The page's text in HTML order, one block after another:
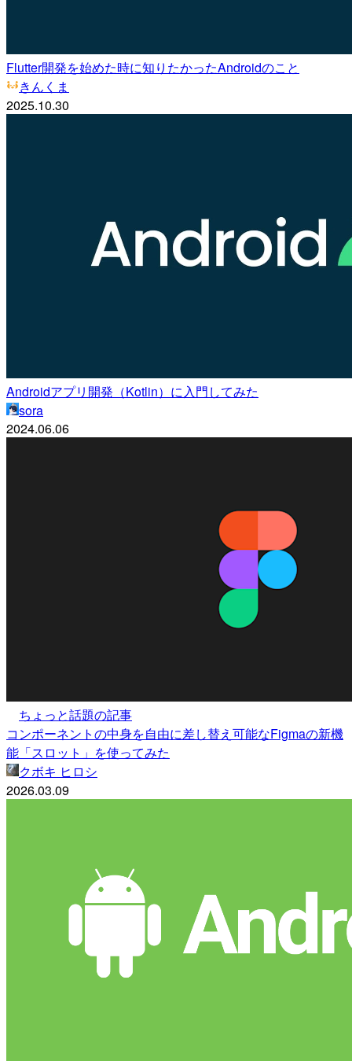
Flutter開発を始めた時に知りたかったAndroidのこと
きんくま
2025.10.30
Androidアプリ開発（Kotlin）に入門してみた
sora
2024.06.06
ちょっと話題の記事
コンポーネントの中身を自由に差し替え可能なFigmaの新機
能「スロット」を使ってみた
クボキ ヒロシ
2026.03.09